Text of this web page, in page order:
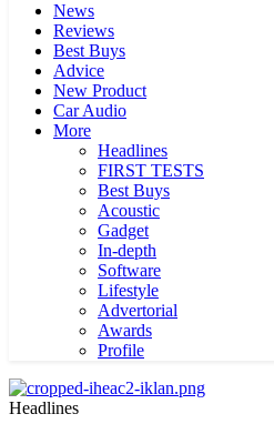
News
Reviews
Best Buys
Advice
New Product
Car Audio
More
Headlines
FIRST TESTS
Best Buys
Acoustic
Gadget
In-depth
Software
Lifestyle
Advertorial
Awards
Profile
Headlines